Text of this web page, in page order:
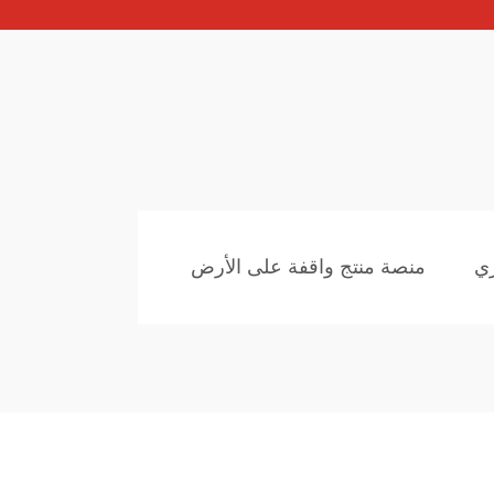
منصة منتج واقفة على الأرض